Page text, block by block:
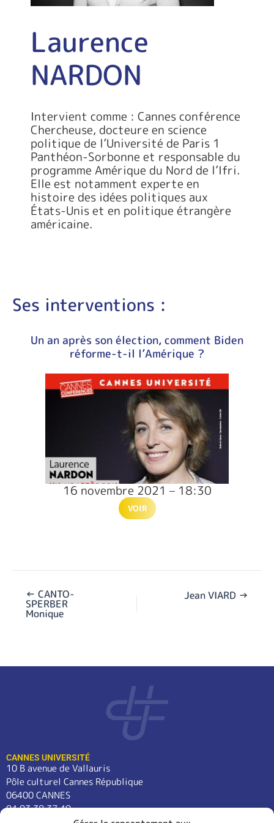
Laurence
NARDON
Intervient comme : Cannes conférence
Chercheuse, docteure en science
politique de l’Université de Paris 1
Panthéon-Sorbonne et responsable du
programme Amérique du Nord de l’Ifri.
Elle est notamment experte en
histoire des idées politiques aux
États-Unis et en politique étrangère
américaine.
Ses interventions :
Un an après son élection, comment Biden
réforme-t-il l’Amérique ?
16 novembre 2021 – 18:30
VOIR
← CANTO-
SPERBER
Monique
Jean VIARD →
CANNES UNIVERSITÉ
10 B avenue de Vallauris
Pôle culturel Cannes République
06400 CANNES
04 93 38 37 49